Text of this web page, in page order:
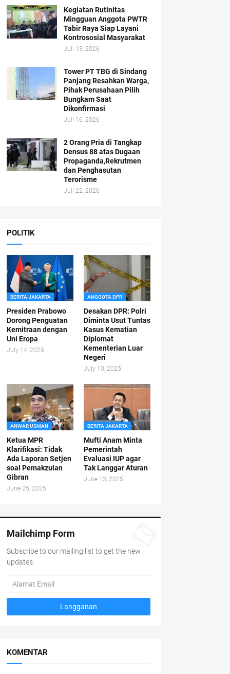
Kegiatan Rutinitas
Mingguan Anggota PWTR
Tabir Raya Siap Layani
Kontrososial Masyarakat
Juli 13, 2026
Tower PT TBG di Sindang
Panjang Resahkan Warga,
Pihak Perusahaan Pilih
Bungkam Saat
Dikonfirmasi
Juli 16, 2026
2 Orang Pria di Tangkap
Densus 88 atas Dugaan
Propaganda,Rekrutmen
dan Penghasutan
Terorisme
Juli 22, 2026
POLITIK
BERITA JAKARTA
Presiden Prabowo
Dorong Penguatan
Kemitraan dengan
Uni Eropa
July 14, 2025
ANGGOTA DPR
Desakan DPR: Polri
Diminta Usut Tuntas
Kasus Kematian
Diplomat
Kementerian Luar
Negeri
July 10, 2025
ANWAR USMAN
Ketua MPR
Klarifikasi: Tidak
Ada Laporan Setjen
soal Pemakzulan
Gibran
June 25, 2025
BERITA JAKARTA
Mufti Anam Minta
Pemerintah
Evaluasi IUP agar
Tak Langgar Aturan
June 13, 2025
Mailchimp Form
Subscribe to our mailing list to get the new
updates.
KOMENTAR